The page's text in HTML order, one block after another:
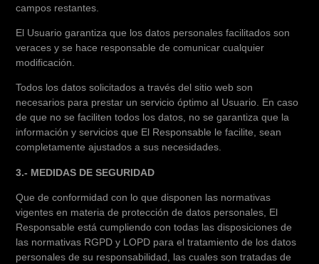
campos restantes.
El Usuario garantiza que los datos personales facilitados son
veraces y se hace responsable de comunicar cualquier
modificación.
Todos los datos solicitados a través del sitio web son
necesarios para prestar un servicio óptimo al Usuario. En caso
de que no se faciliten todos los datos, no se garantiza que la
información y servicios que El Responsable le facilite, sean
completamente ajustados a sus necesidades.
3.- MEDIDAS DE SEGURIDAD
Que de conformidad con lo que disponen las normativas
vigentes en materia de protección de datos personales, El
Responsable está cumpliendo con todas las disposiciones de
las normativas RGPD y LOPD para el tratamiento de los datos
personales de su responsabilidad, las cuales son tratadas de